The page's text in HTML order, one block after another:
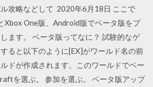
攻略などして 2020年6月18日 ここで
Xbox One版、Android版でベータ版をプ
ます。 ベータ版ってなに？ 試験的なゲ
ると以下のように[EX]がワールド名の前
ドが作成されます。このワールドでベー
を選ぶ。 参加を選ぶ。 ベータ版アップ